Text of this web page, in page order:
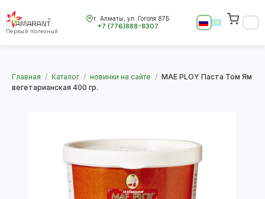
Первый полезный
г. Алматы, ул. Гоголя 87Б
+7 (776)888-8307
Главная / Каталог / новинки на сайте / MAE PLOY Паста Том Ям
вегетарианская 400 гр.